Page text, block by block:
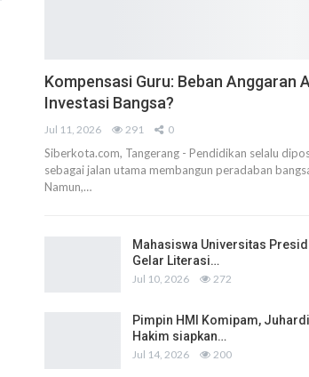
Kompensasi Guru: Beban Anggaran
Investasi Bangsa?
Jul 11, 2026 291 0
Siberkota.com, Tangerang - Pendidikan selalu
sebagai jalan utama membangun peradaban
Namun,…
Mahasiswa Universitas
Gelar Literasi…
Jul 10, 2026 272
Pimpin HMI Komipam, Juhardi
Hakim siapkan…
Jul 14, 2026 200